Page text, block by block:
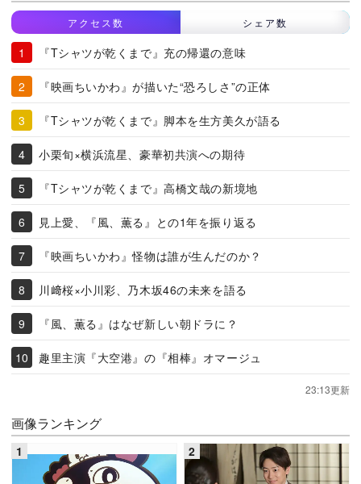
アクセス数 シェア数
『Tシャツが乾くまで』充の帰還の意味
『映画ちいかわ』が描いた“恐ろしさ”の正体
『Tシャツが乾くまで』脚本を生方美久が語る
小栗旬×横浜流星、豪華初共演への期待
『Tシャツが乾くまで』高橋文哉の新境地
見上愛、『風、薫る』との1年を振り返る
『映画ちいかわ』怪物は誰が生んだのか？
川﨑桜×小川彩、乃木坂46の未来を語る
『風、薫る』はなぜ新しい朝ドラに？
趣里主演『大空港』の『相棒』オマージュ
23:13更新
画像ランキング